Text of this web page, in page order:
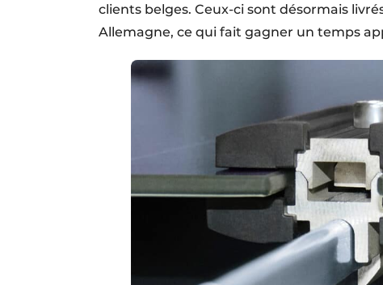
clients belges. Ceux-ci sont désormais
Allemagne, ce qui fait gagner un temps